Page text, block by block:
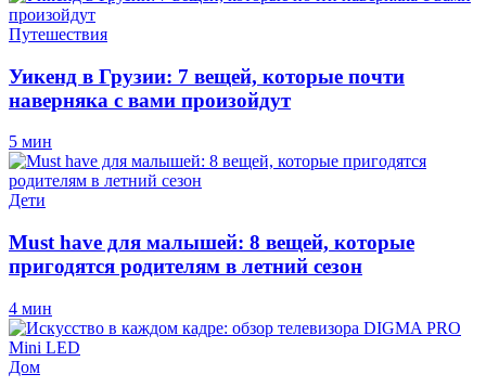
Путешествия
Уикенд в Грузии: 7 вещей, которые почти
наверняка с вами произойдут
5 мин
Дети
Must have для малышей: 8 вещей, которые
пригодятся родителям в летний сезон
4 мин
Дом